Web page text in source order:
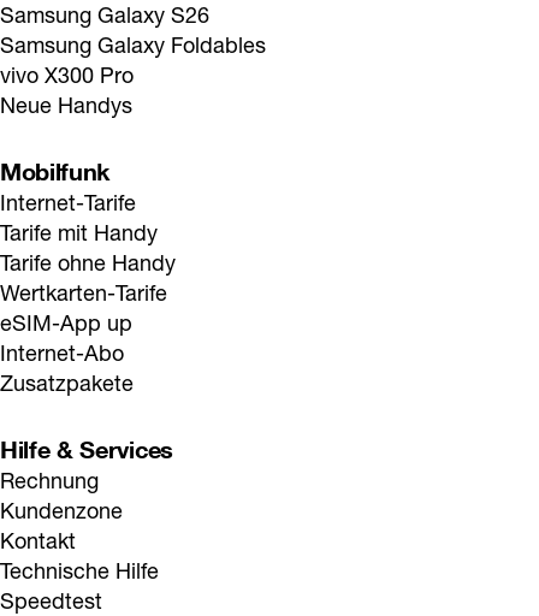
Samsung Galaxy S26
Samsung Galaxy Foldables
vivo X300 Pro
Neue Handys
Mobilfunk
Internet-Tarife
Tarife mit Handy
Tarife ohne Handy
Wertkarten-Tarife
eSIM-App up
Internet-Abo
Zusatzpakete
Hilfe & Services
Rechnung
Kundenzone
Kontakt
Technische Hilfe
Speedtest